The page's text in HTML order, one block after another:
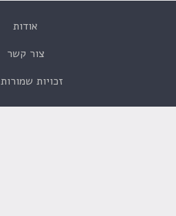
אודות
צור קשר
זכויות שמורות ©